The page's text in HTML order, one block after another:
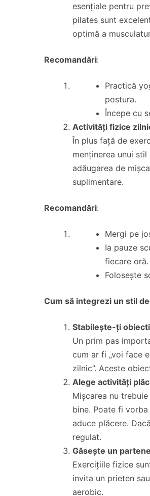
esențiale pentru
pilates sunt
optimă a
Recomandări:
Practică
postura.
Începe cu
Activități fizice
În plus față de
menținerea unui
adăugarea de
suplimentare.
Recomandări:
Mergi pe
Ia pauze
fiecare oră.
Folosește
Cum să integrezi un stil
Stabilește-ți
Un prim pas
cum ar fi „voi face
zilnic”. Aceste
Alege activități
Mișcarea nu
bine. Poate fi
aduce plăcere.
regulat.
Găsește un
Exercițiile fizice
invita un prieten
aerobic.